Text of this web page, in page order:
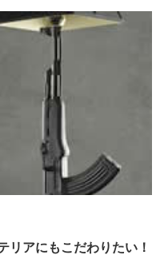
リアにもこだわりたい！